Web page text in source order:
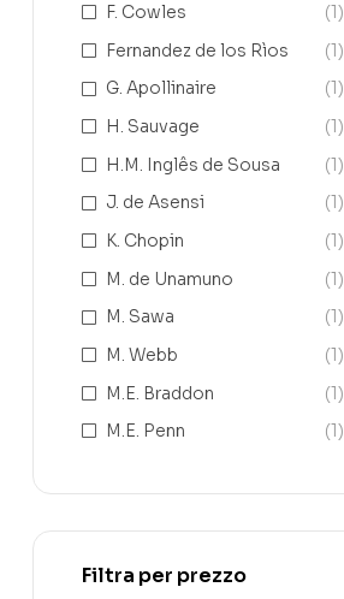
F. Cowles
(1)
Fernandez de los Rìos
(1)
G. Apollinaire
(1)
H. Sauvage
(1)
H.M. Inglês de Sousa
(1)
J. de Asensi
(1)
K. Chopin
(1)
M. de Unamuno
(1)
M. Sawa
(1)
M. Webb
(1)
M.E. Braddon
(1)
M.E. Penn
(1)
Filtra per prezzo